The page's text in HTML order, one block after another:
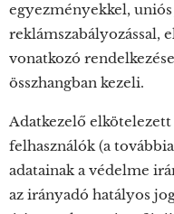
egyezményekkel,
reklámszabályozással,
vonatkozó
összhangban kezeli.
Adatkezelő
felhasználók (a
adatainak a védelme
az irányadó hatályos